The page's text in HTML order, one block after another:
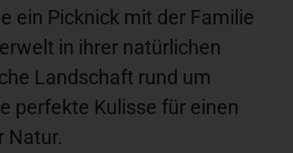
ein Picknick mit der Familie
in ihrer natürlichen
Landschaft rund um
perfekte Kulisse für einen
Natur.